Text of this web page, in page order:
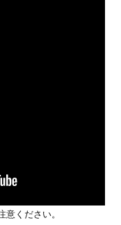
ください。